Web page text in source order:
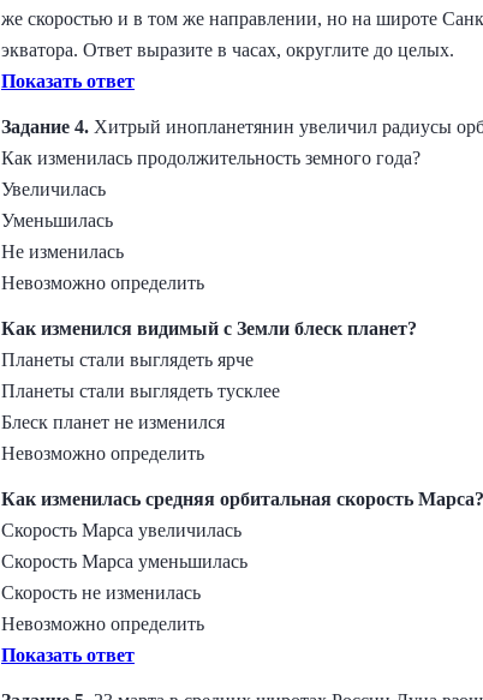
же скоростью и в том же направлении, но на широте
экватора. Ответ выразите в часах, округлите до целых.
Показать ответ
Задание 4. Хитрый инопланетянин увеличил радиусы
Как изменилась продолжительность земного года?
Увеличилась
Уменьшилась
Не изменилась
Невозможно определить
Как изменился видимый с Земли блеск планет?
Планеты стали выглядеть ярче
Планеты стали выглядеть тусклее
Блеск планет не изменился
Невозможно определить
Как изменилась средняя орбитальная скорость Марса?
Скорость Марса увеличилась
Скорость Марса уменьшилась
Скорость не изменилась
Невозможно определить
Показать ответ